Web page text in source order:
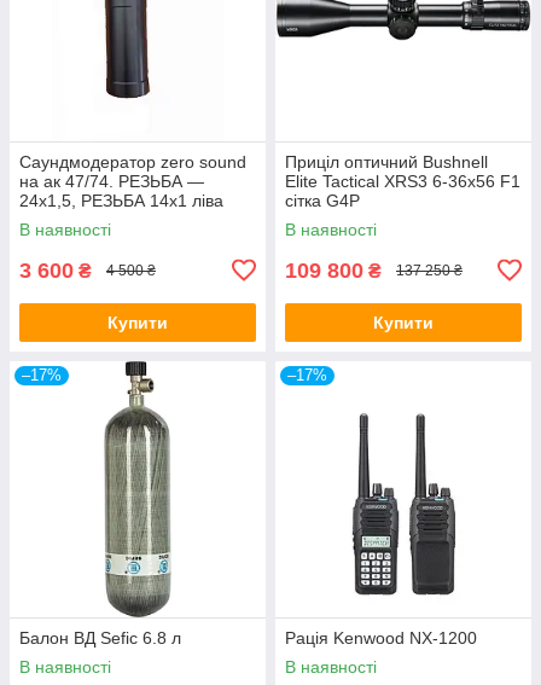
Саундмодератор zero sound
на ак 47/74. РЕЗЬБА —
24х1,5, РЕЗЬБА 14х1 ліва
В наявності
3 600 ₴ 4 500 ₴
Купити
Приціл оптичний Bushnell
Elite Tactical XRS3 6-36x56 F1
сітка G4P
В наявності
109 800 ₴ 137 250 ₴
Купити
–17%
Балон ВД Sefic 6.8 л
В наявності
–17%
Рація Kenwood NX-1200
В наявності